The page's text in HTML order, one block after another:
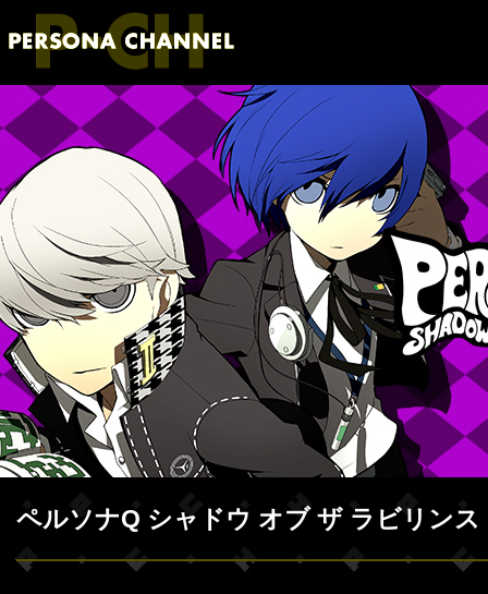
ペルソナQ シャドウ オブ ザ ラビリンス